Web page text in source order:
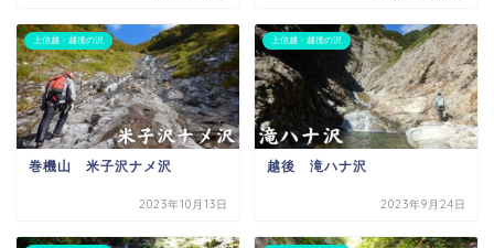
上信越・越後の沢
巻機山 米子沢ナメ沢
2023年10月13日
上信越・越後の沢
越後 滝ハナ沢
2023年9月24日